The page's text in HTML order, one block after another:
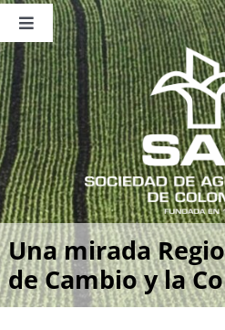
Saltar
contenido
Toggle
Navigation
Nosotros
Publicaciones
Sala de Prensa
Eventos
Una mirada
de Cambio y la